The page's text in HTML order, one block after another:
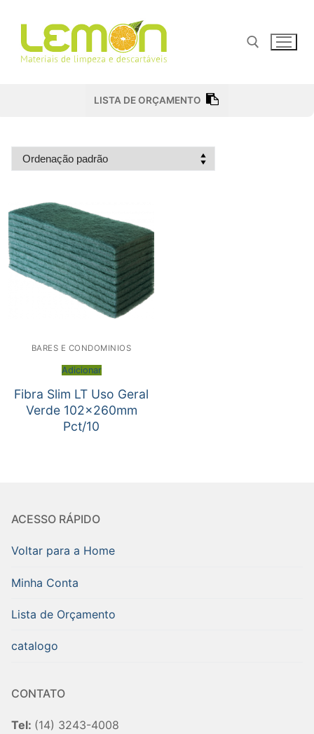
para
conteúdo
Pesquisar por:
LISTA DE ORÇAMENTO
BARES E CONDOMINIOS
Adicionar
Fibra Slim LT Uso Geral
Verde 102x260mm
Pct/10
ACESSO RÁPIDO
Voltar para a Home
Minha Conta
Lista de Orçamento
catalogo
CONTATO
Tel: (14) 3243-4008